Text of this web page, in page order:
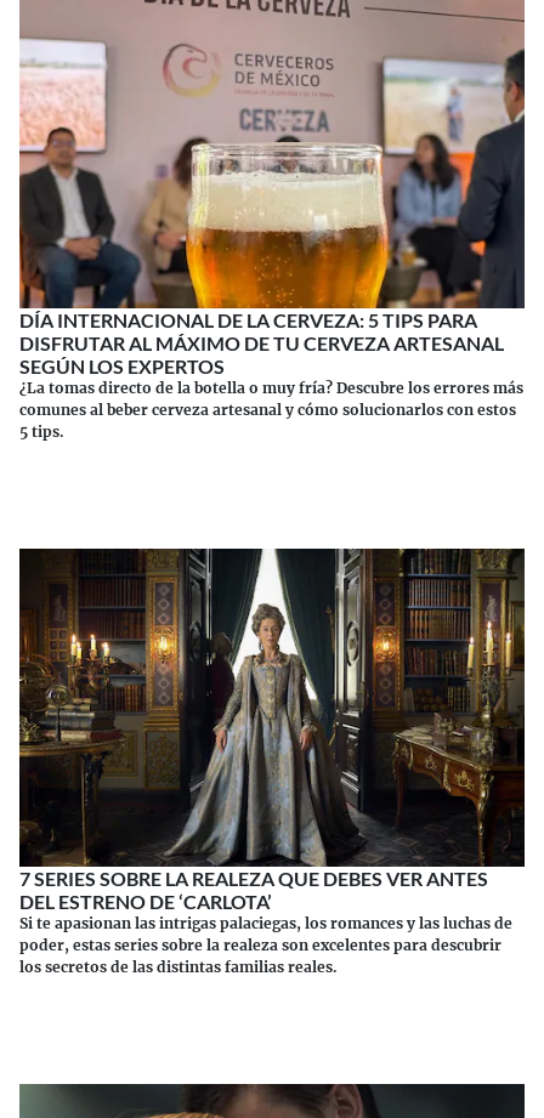
DÍA INTERNACIONAL DE LA CERVEZA: 5 TIPS PARA
DISFRUTAR AL MÁXIMO DE TU CERVEZA ARTESANAL
SEGÚN LOS EXPERTOS
¿La tomas directo de la botella o muy fría? Descubre los errores más
comunes al beber cerveza artesanal y cómo solucionarlos con estos
5 tips.
7 SERIES SOBRE LA REALEZA QUE DEBES VER ANTES
DEL ESTRENO DE ‘CARLOTA’
Si te apasionan las intrigas palaciegas, los romances y las luchas de
poder, estas series sobre la realeza son excelentes para descubrir
los secretos de las distintas familias reales.